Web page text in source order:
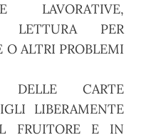
LAVORATIVE,
LETTURA PER
O ALTRI PROBLEMI
DELLE CARTE
LIBERAMENTE
FRUITORE E IN